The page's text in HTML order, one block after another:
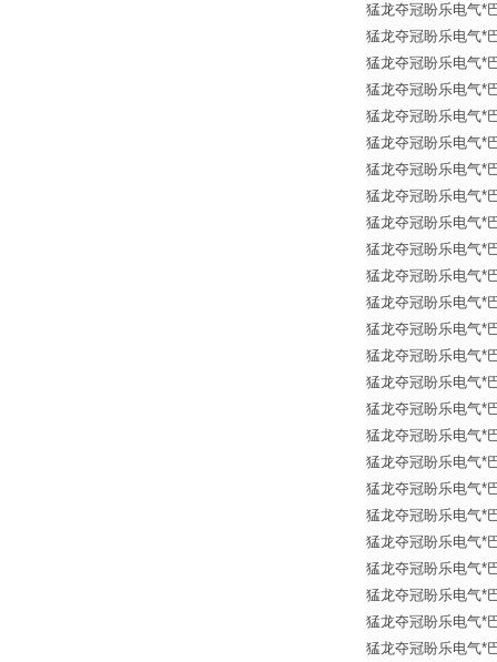
猛龙夺冠盼乐电气*
猛龙夺冠盼乐电气*
猛龙夺冠盼乐电气*
猛龙夺冠盼乐电气*
猛龙夺冠盼乐电气*
猛龙夺冠盼乐电气*
猛龙夺冠盼乐电气*
猛龙夺冠盼乐电气*
猛龙夺冠盼乐电气*
猛龙夺冠盼乐电气*
猛龙夺冠盼乐电气*
猛龙夺冠盼乐电气*
猛龙夺冠盼乐电气*
猛龙夺冠盼乐电气*
猛龙夺冠盼乐电气*
猛龙夺冠盼乐电气*
猛龙夺冠盼乐电气*
猛龙夺冠盼乐电气*
猛龙夺冠盼乐电气*
猛龙夺冠盼乐电气*
猛龙夺冠盼乐电气*
猛龙夺冠盼乐电气*
猛龙夺冠盼乐电气*
猛龙夺冠盼乐电气*
猛龙夺冠盼乐电气*